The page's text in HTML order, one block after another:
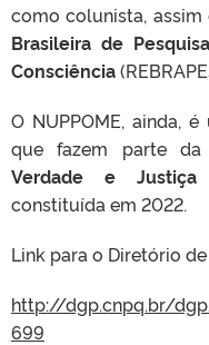
como colunista,
Brasileira de
Consciência
O NUPPOME, ainda,
que fazem parte da
Verdade e Justiça
constituída em 2022.
Link para o Diretório
http://dgp.cnpq.br/
699